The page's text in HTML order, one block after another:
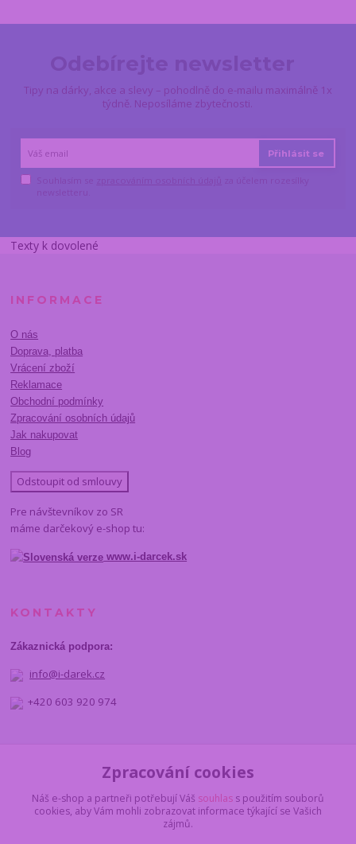
Tipy na dárky, akce a slevy – pohodlně do e-mailu maximálně 1x
týdně. Neposíláme zbytečnosti.
Přihlásit se
Texty k dovolené
INFORMACE
O nás
Doprava, platba
Vrácení zboží
Reklamace
Obchodní podmínky
Zpracování osobních údajů
Jak nakupovat
Blog
Odstoupit od smlouvy
Pre návštevníkov zo SR
máme darčekový e-shop tu:
www.i-darcek.sk
KONTAKTY
Zákaznická podpora:
info@i-darek.cz
+420 603 920 974
Zpracování cookies
Náš e-shop a partneři potřebují Váš souhlas s použitím souborů
cookies, aby Vám mohli zobrazovat informace týkající se Vašich
zájmů.